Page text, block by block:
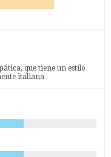
que tiene un estilo
italiana